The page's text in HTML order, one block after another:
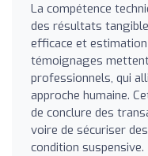
La compétence
des résultats
efficace et
témoignages
professionnels, qui
approche humaine.
de conclure des
voire de sécuriser
condition suspensive.